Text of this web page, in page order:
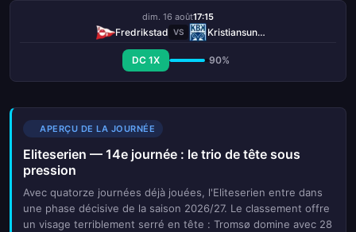
dim. 16 août17:15
Fredrikstad VS Kristiansund BK
DC 1X 90%
APERÇU DE LA JOURNÉE
Eliteserien — 14e journée : le trio de tête sous
pression
Avec quatorze journées déjà jouées, l'Eliteserien entre dans
une phase décisive de la saison 2026/27. Le classement offre
un visage terriblement serré en tête : Tromsø domine avec 28